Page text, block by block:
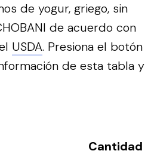
de yogur, griego, sin
de acuerdo con
USDA. Presiona el botón
de esta tabla y
Cantidad